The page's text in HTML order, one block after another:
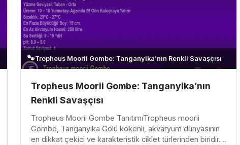
🐾Tropheus Moorii Gombe: Tanganyika’nın Renkli Savaşçısı
Tropheus Moorii Gombe: Tanganyika’nın
Renkli Savaşçısı
Tropheus Moorii Gombe TanıtımıTropheus moorii
Gombe, Tanganyika Gölü kökenli, akvaryum dünyasının
en dikkat çekici ve karakteristik ciklet türlerinden biridir.